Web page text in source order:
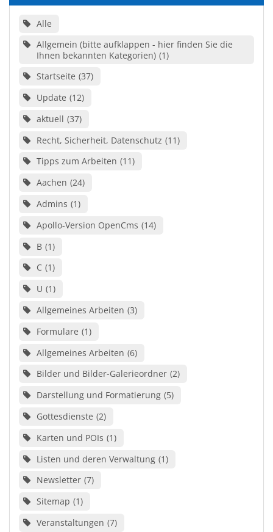
Alle
Allgemein (bitte aufklappen - hier finden Sie die
Ihnen bekannten Kategorien) 1
Startseite 37
Update 12
aktuell 37
Recht, Sicherheit, Datenschutz 11
Tipps zum Arbeiten 11
Aachen 24
Admins 1
Apollo-Version OpenCms 14
B 1
C 1
U 1
Allgemeines Arbeiten 3
Formulare 1
Allgemeines Arbeiten 6
Bilder und Bilder-Galerieordner 2
Darstellung und Formatierung 5
Gottesdienste 2
Karten und POIs 1
Listen und deren Verwaltung 1
Newsletter 7
Sitemap 1
Veranstaltungen 7